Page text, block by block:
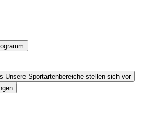
Unsere Sportartenbereiche stellen sich vor